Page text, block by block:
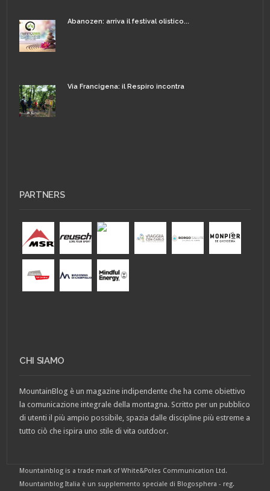
Abanozen: arriva il festival olistico...
Via Francigena: il Respiro incontra
PARTNERS
CHI SIAMO
MountainBlog è un magazine indipendente che ha come obiettivo
la comunicazione integrale della montagna. Scritto per un pubblico
di utenti il più ampio possibile, spazia dalle discipline più estreme a
tutto ciò che ispira uno stile di vita outdoor.
Mountainblog is a trade mark of White&Poles Communication Ltd.
Mountainblog Italia è un supplemento speciale di Blogosphera - reg.